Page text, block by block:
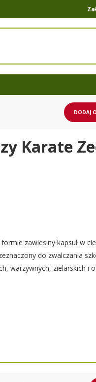
DODAJ
Karate
zawiesiny kapsuł w
do zwalczania
warzywnych, zielarskich i